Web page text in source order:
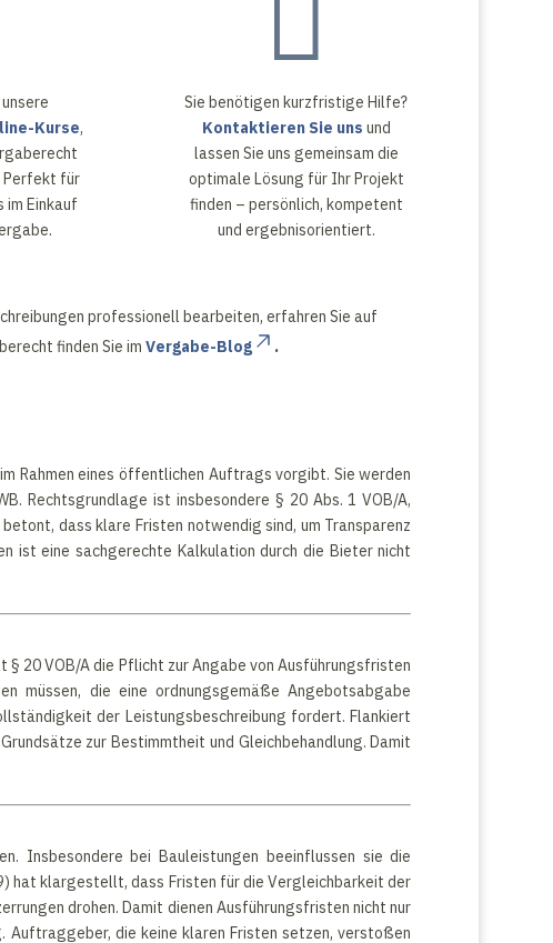
Kurse,
Perfekt für
im Einkauf

Sie benötigen kurzfristige Hilfe?
Kontaktieren Sie uns und
lassen Sie uns gemeinsam die
optimale Lösung für Ihr Projekt
finden – persönlich, kompetent
und ergebnisorientiert.
professionell bearbeiten, erfahren Sie auf
finden Sie im Vergabe-Blog .
Rahmen eines öffentlichen Auftrags vorgibt. Sie werden
Rechtsgrundlage ist insbesondere § 20 Abs. 1 VOB/A,
dass klare Fristen notwendig sind, um Transparenz
ist eine sachgerechte Kalkulation durch die Bieter nicht
20 VOB/A die Pflicht zur Angabe von Ausführungsfristen
müssen, die eine ordnungsgemäße Angebotsabgabe
der Leistungsbeschreibung fordert. Flankiert
zur Bestimmtheit und Gleichbehandlung. Damit
Insbesondere bei Bauleistungen beeinflussen sie die
hat klargestellt, dass Fristen für die Vergleichbarkeit der
drohen. Damit dienen Ausführungsfristen nicht nur
Auftraggeber, die keine klaren Fristen setzen, verstoßen